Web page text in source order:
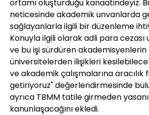
ortamı oluşturduğu kanaatindeyiz.
neticesinde akademik unvanlarda
sağlayanlarla ilgili bir düzenleme
Konuyla ilgili olarak adli para
ve bu işi sürdüren akademisyenlerin
üniversitelerden ilişikleri
ve akademik çalışmalarına aracılık
getiriyoruz" değerlendirmesinde
ayrıca TBMM tatile girmeden
kanunlaşacağını ekledi.